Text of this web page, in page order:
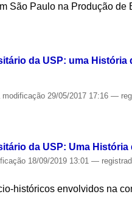
São Paulo na Produção de
da USP: uma
modificação 29/05/2017 17:16—
da USP: Uma
18/09/2019 13:01—
históricos envolvidos na